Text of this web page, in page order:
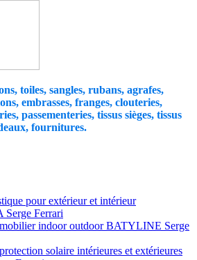
toiles, sangles, rubans, agrafes,
embrasses, franges, clouteries,
passementeries, tissus sièges, tissus
fournitures.
pour extérieur et intérieur
Ferrari
indoor outdoor BATYLINE Serge
solaire intérieures et extérieures